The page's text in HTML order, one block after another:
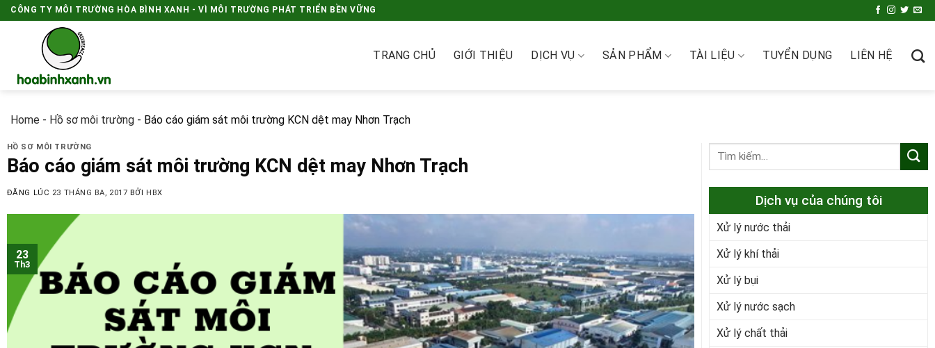
Skip
to
CÔNG TY MÔI TRƯỜNG HÒA BÌNH XANH - VÌ MÔI TRƯỜNG PHÁT TRIỂN BỀN VỮNG
TRANG CHỦ GIỚI THIỆU DỊCH VỤ SẢN PHẨM TÀI LIỆU TUYỂN DỤNG LIÊN HỆ
Home - Hồ sơ môi trường - Báo cáo giám sát môi trường KCN dệt may Nhơn Trạch
HỒ SƠ MÔI TRƯỜNG
Báo cáo giám sát môi trường KCN dệt may Nhơn Trạch
ĐĂNG LÚC 23 THÁNG BA, 2017 BỞI HBX
23
Th3
Dịch vụ của chúng tôi
Xử lý nước thải
Xử lý khí thải
Xử lý bụi
Xử lý nước sạch
Xử lý chất thải